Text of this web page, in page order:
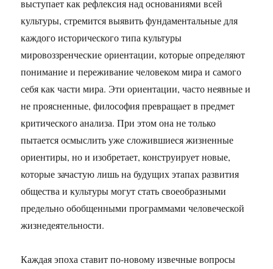
выступает как рефлексия над основаниями всей
культуры, стремится выявить фундаментальные для
каждого исторического типа культуры
мировоззренческие ориентации, которые определяют
понимание и переживание человеком мира и самого
себя как части мира. Эти ориентации, часто неявные и
не проясненные, философия превращает в предмет
критического анализа. При этом она не только
пытается осмыслить уже сложившиеся жизненные
ориентиры, но и изобретает, конструирует новые,
которые зачастую лишь на будущих этапах развития
общества и культуры могут стать своеобразными
предельно обобщенными программами человеческой
жизнедеятельности.
Каждая эпоха ставит по-новому извечные вопросы